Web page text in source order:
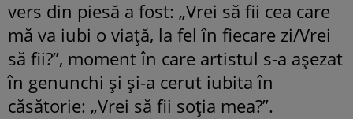
vers din piesă a fost: „Vrei să fii cea care
mă va iubi o viață, la fel în fiecare zi/Vrei
să fii?”, moment în care artistul s-a așezat
în genunchi și și-a cerut iubita în
căsătorie: „Vrei să fii soția mea?”.